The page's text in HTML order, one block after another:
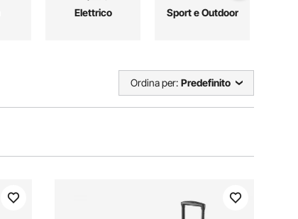
Elettrico Sport e Outdoor
Ordina per: Predefinito